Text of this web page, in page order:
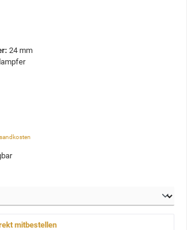
24 mm
mitbestellen